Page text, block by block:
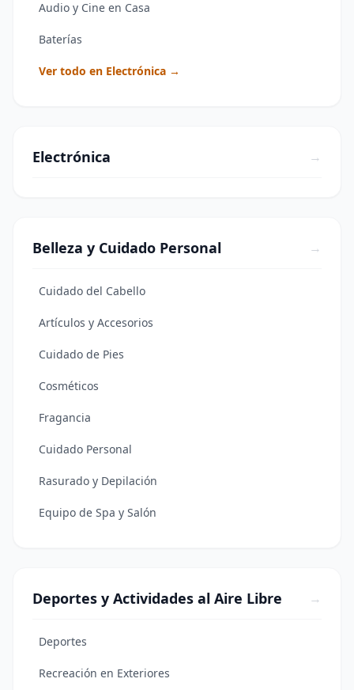
Audio y Cine en Casa
Baterías
Ver todo en Electrónica →
Electrónica →
Belleza y Cuidado Personal →
Cuidado del Cabello
Artículos y Accesorios
Cuidado de Pies
Cosméticos
Fragancia
Cuidado Personal
Rasurado y Depilación
Equipo de Spa y Salón
Deportes y Actividades al Aire Libre →
Deportes
Recreación en Exteriores